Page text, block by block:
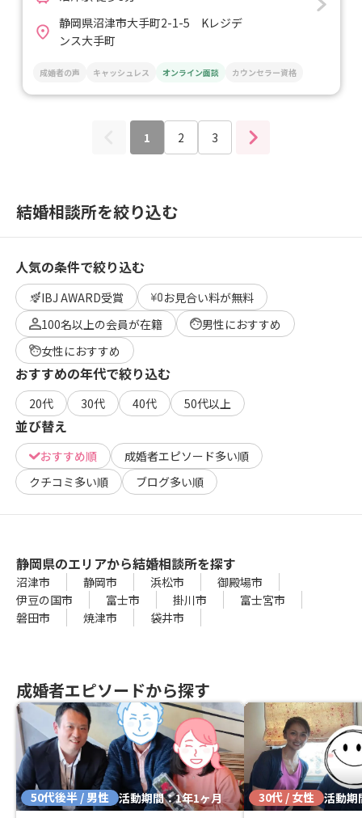
静岡県沼津市大手町2-1-5 Kレジデ
ンス大手町
成婚者の声 キャッシュレス オンライン面談 カウンセラー資格
1 2 3
結婚相談所を絞り込む
人気の条件で絞り込む
IBJ AWARD受賞
お見合い料が無料
100名以上の会員が在籍
男性におすすめ
女性におすすめ
おすすめの年代で絞り込む
20代 30代 40代 50代以上
並び替え
おすすめ順
成婚者エピソード多い順
クチコミ多い順
ブログ多い順
静岡県のエリアから結婚相談所を探す
沼津市 静岡市 浜松市
御殿場市
伊豆の国市
富士市 掛川市
富士宮市
磐田市
焼津市 袋井市
成婚者エピソードから探す
50代後半 / 男性 活動期間：1年1ヶ月
30代 / 女性 活動期